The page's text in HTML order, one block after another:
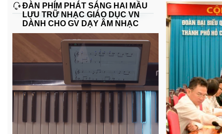
ĐÀN PHÍM PHÁT SÁNG HAI MẦU
LƯU TRỮ NHẠC GIÁO DỤC VN
DÀNH CHO GV DẠY ÂM NHẠC